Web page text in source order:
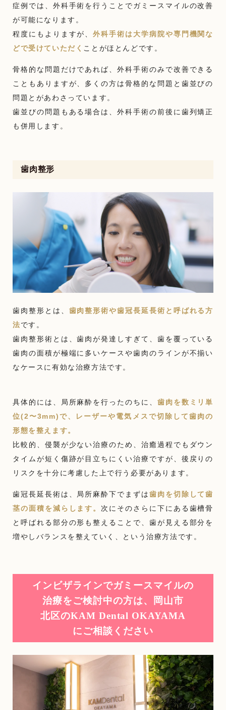
症例では、外科手術を行うことでガミースマイルの改善
が可能になります。
程度にもよりますが、外科手術は大学病院や専門機関な
どで受けていただく ことがほとんどです。
骨格的な問題だけであれば、外科手術のみで改善できる
こともありますが、多くの方は骨格的な問題と歯並びの
問題とがあわさっています。
歯並びの問題もある場合は、外科手術の前後に歯列矯正
も併用します。
歯肉整形
歯肉整形とは、 歯肉整形術や歯冠長延長術と呼ばれる方
法です。
歯肉整形術とは、歯肉が発達しすぎて、歯を覆っている
歯肉の面積が極端に多いケースや歯肉のラインが不揃い
なケースに有効な治療方法です。
具体的には、局所麻酔を行ったのちに、 歯肉を数ミリ単
位(2〜3mm)で、レーザーや電気メスで切除して歯肉の
形態を整えます。
比較的、侵襲が少ない治療のため、治癒過程でもダウン
タイムが短く傷跡が目立ちにくい治療ですが、後戻りの
リスクを十分に考慮した上で行う必要があります。
歯冠長延長術は、局所麻酔下でまずは歯肉を切除して歯
茎の面積を減らします。 次にそのさらに下にある歯槽骨
と呼ばれる部分の形も整えることで、歯が見える部分を
増やしバランスを整えていく、という治療方法です。
インビザラインでガミースマイルの
治療をご検討中の方は、
岡山市
北区のKAM Dental OKAYAMA
にご相談ください